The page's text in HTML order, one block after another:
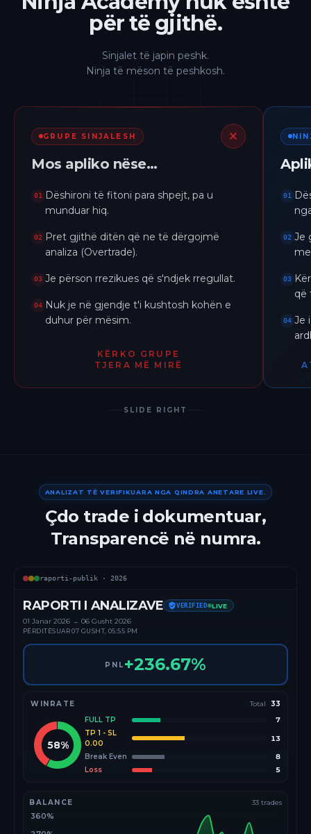
për të gjithë.
Sinjalet të japin peshk.
Ninja të mëson të peshkosh.
GRUPE SINJALESH
Mos apliko nëse…
01
Dëshironi të fitoni para shpejt, pa u
munduar hiq.
02
Pret gjithë ditën që ne të dërgojmë
analiza (Overtrade).
03 Je përson rrezikues që s'ndjek rregullat.
04 Nuk je në gjendje t'i kushtosh kohën e
duhur për mësim.
KËRKO GRUPE
TJERA MË MIRË
01
02 Je
03
që
04 Je
SLIDE RIGHT
ANALIZAT TË VERIFIKUARA NGA QINDRA ANETARE LIVE.
Çdo trade i dokumentuar,
Transparencë në numra.
raporti-publik · 2026
RAPORTI I ANALIZAVE VERIFIED LIVE
01 Janar 2026 → 06 Gusht 2026
PËRDITËSUAR07 GUSHT, 05:55 PM
PNL +236.67%
WINRATE Total 33
58%
FULL TP
7
TP 1 - SL
0.00
13
Break Even
8
Loss
5
BALANCE 33 trades
360%